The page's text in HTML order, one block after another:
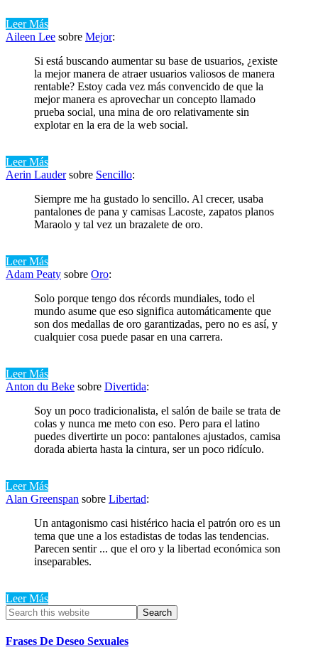
Leer Más
Aileen Lee sobre Mejor:
Si está buscando aumentar su base de usuarios, ¿existe
la mejor manera de atraer usuarios valiosos de manera
rentable? Estoy cada vez más convencido de que la
mejor manera es aprovechar un concepto llamado
prueba social, una mina de oro relativamente sin
explotar en la era de la web social.
Leer Más
Aerin Laudersobre Sencillo:
Siempre me ha gustado lo sencillo. Al crecer, usaba
pantalones de pana y camisas Lacoste, zapatos planos
Maraolo y tal vez un brazalete de oro.
Leer Más
Adam Peaty sobre Oro:
Solo porque tengo dos récords mundiales, todo el
mundo asume que eso significa automáticamente que
son dos medallas de oro garantizadas, pero no es así, y
cualquier cosa puede pasar en una carrera.
Leer Más
Anton du Beke sobre Divertida:
Soy un poco tradicionalista, el salón de baile se trata de
colas y nunca me meto con eso. Pero para el latino
puedes divertirte un poco: pantalones ajustados, camisa
dorada abierta hasta la cintura, ser un poco ridículo.
Leer Más
Alan Greenspan sobre Libertad:
Un antagonismo casi histérico hacia el patrón oro es un
tema que une a los estadistas de todas las tendencias.
Parecen sentir ... que el oro y la libertad económica son
inseparables.
Leer Más
Primary
Sidebar
Search
this
website
Frases De Deseo Sexuales